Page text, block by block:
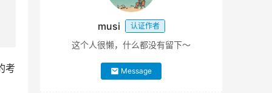
考
musi 认证作者
这个人很懒，什么都没有留下～
Message